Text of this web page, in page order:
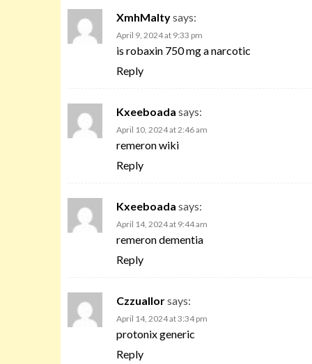
XmhMaltysays:
April 9, 2024 at 9:33 pm
is robaxin 750 mg a narcotic
Reply
Kxeeboada says:
April 10, 2024 at 2:46 am
remeron wiki
Reply
Kxeeboada says:
April 14, 2024 at 9:44 am
remeron dementia
Reply
Czzuallorsays:
April 14, 2024 at 3:34 pm
protonix generic
Reply